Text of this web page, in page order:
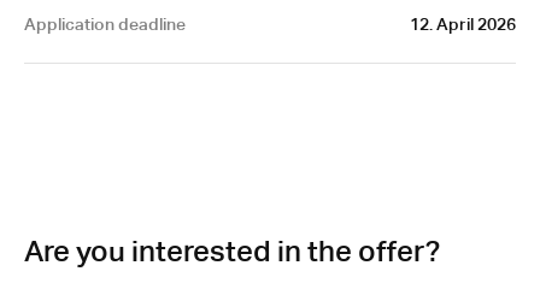
Application deadline 12. April 2026
Are you interested in the offer?